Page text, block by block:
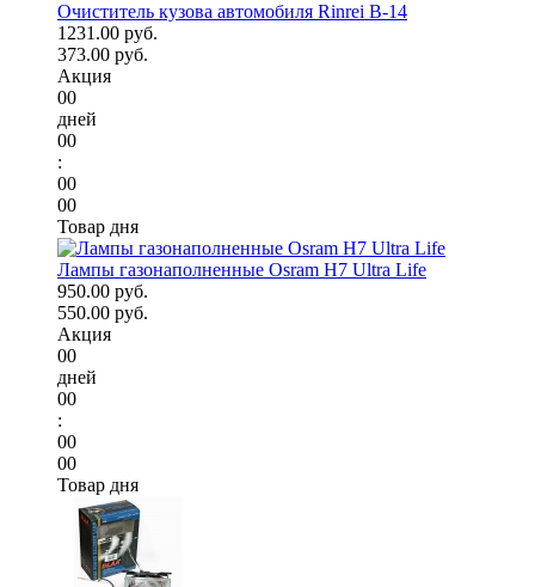
Очиститель кузова автомобиля Rinrei B-14
1231.00 руб.
373.00 руб.
Акция
00
дней
00
:
00
00
Товар дня
Лампы газонаполненные Osram H7 Ultra Life
950.00 руб.
550.00 руб.
Акция
00
дней
00
:
00
00
Товар дня